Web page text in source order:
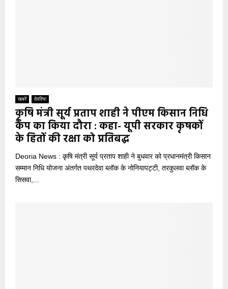
खबरें देवरिया
कृषि मंत्री सूर्य प्रताप शाही ने पीएम किसान निधि
कैंप का किया दौरा : कहा- यूपी सरकार कृषकों
के हितों की रक्षा को प्रतिबद्ध
Deoria News : कृषि मंत्री सूर्य प्रताप शाही ने बुधवार को प्रधानमंत्री किसान
सम्मान निधि योजना अंतर्गत पथरदेवा ब्लॉक के नोनियापट्टी, तरकुलवा ब्लॉक के
सिसवा,...